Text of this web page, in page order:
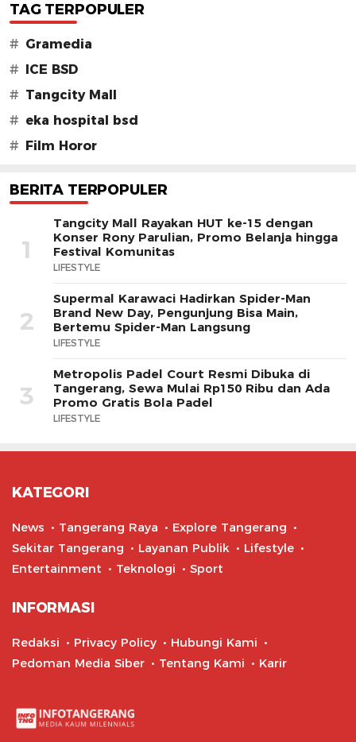
TAG TERPOPULER
# Gramedia
#
ICE BSD
# Tangcity Mall
# eka hospital bsd
#
Film Horor
BERITA TERPOPULER
1
Tangcity Mall Rayakan HUT ke-15 dengan
Konser Rony Parulian, Promo Belanja hingga
Festival Komunitas
LIFESTYLE
2
Supermal Karawaci Hadirkan Spider-Man
Brand New Day, Pengunjung Bisa Main,
Bertemu Spider-Man Langsung
LIFESTYLE
3
Metropolis Padel Court Resmi Dibuka di
Tangerang, Sewa Mulai Rp150 Ribu dan Ada
Promo Gratis Bola Padel
LIFESTYLE
KATEGORI
News Tangerang Raya
Explore Tangerang
Sekitar Tangerang
Layanan Publik
Lifestyle
Entertainment
Teknologi Sport
INFORMASI
Redaksi Privacy Policy
Hubungi Kami
Pedoman Media Siber
Tentang Kami Karir